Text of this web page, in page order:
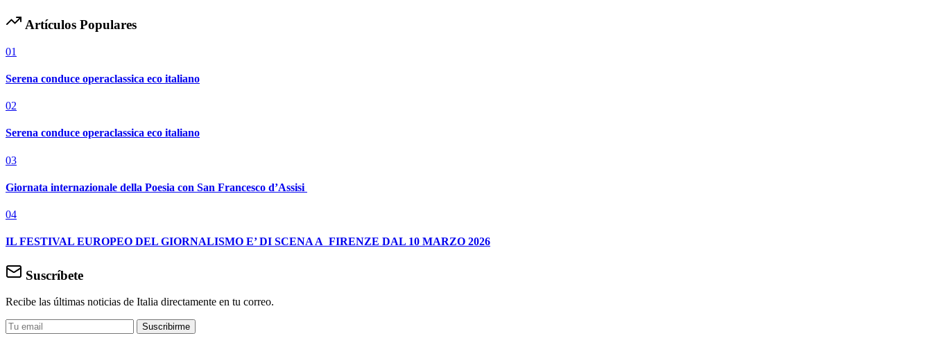
Artículos Populares
01
Serena conduce operaclassica eco italiano
02
Serena conduce operaclassica eco italiano
03
Giornata internazionale della Poesia con San Francesco d’Assisi
04
IL FESTIVAL EUROPEO DEL GIORNALISMO E’ DI SCENA A FIRENZE DAL 10 MARZO 2026
Suscríbete
Recibe las últimas noticias de Italia directamente en tu correo.
Suscribirme